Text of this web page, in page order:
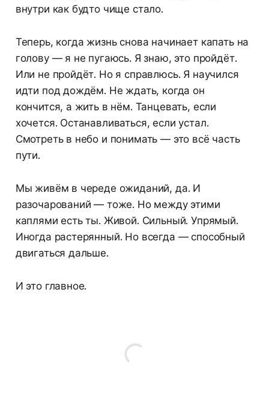
внутри как будто чище стало.
Теперь, когда жизнь снова начинает капать на
голову — я не пугаюсь. Я знаю, это пройдёт.
Или не пройдёт. Но я справлюсь. Я научился
идти под дождём. Не ждать, когда он
кончится, а жить в нём. Танцевать, если
хочется. Останавливаться, если устал.
Смотреть в небо и понимать — это всё часть
пути.
Мы живём в череде ожиданий, да. И
разочарований — тоже. Но между этими
каплями есть ты. Живой. Сильный. Упрямый.
Иногда растерянный. Но всегда — способный
двигаться дальше.
И это главное.